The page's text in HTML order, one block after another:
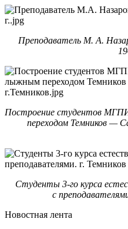
Преподаватель М. А.
Построение студентов
переходом Темников —
Студенты 3-го курса
с
Новостная лента